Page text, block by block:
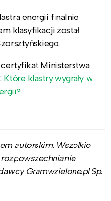
energii finalnie
klasyfikacji został
Ministerstwa
Które klastry wygrały w
autorskim. Wszelkie
Gramwzielone.pl Sp.